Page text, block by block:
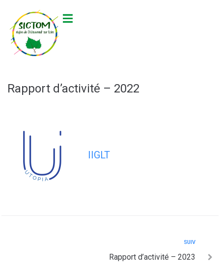
Rapport d’activité – 2022
IIGLT
SUIV
Rapport d’activité – 2023